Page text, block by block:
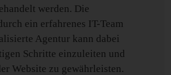
werden. Die
ein erfahrenes IT-Team
Agentur kann dabei
Schritte einzuleiten und
Website zu gewährleisten.